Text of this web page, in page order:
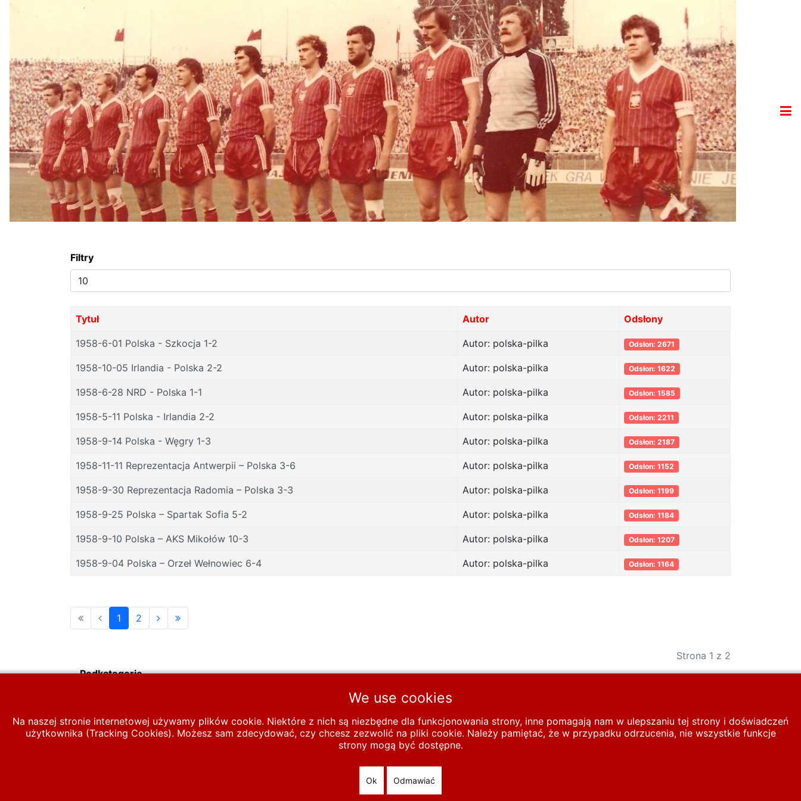
Filtry
Pokaż
#
Tytuł Autor Odsłony
1958-6-01 Polska - Szkocja 1-2 Autor: polska-pilka Odsłon: 2671
1958-10-05 Irlandia - Polska 2-2 Autor: polska-pilka Odsłon: 1622
1958-6-28 NRD - Polska 1-1 Autor: polska-pilka Odsłon: 1585
1958-5-11 Polska - Irlandia 2-2 Autor: polska-pilka Odsłon: 2211
1958-9-14 Polska - Węgry 1-3 Autor: polska-pilka Odsłon: 2187
1958-11-11 Reprezentacja Antwerpii – Polska 3-6 Autor: polska-pilka Odsłon: 1152
1958-9-30 Reprezentacja Radomia – Polska 3-3 Autor: polska-pilka Odsłon: 1199
1958-9-25 Polska – Spartak Sofia 5-2 Autor: polska-pilka Odsłon: 1184
1958-9-10 Polska – AKS Mikołów 10-3 Autor: polska-pilka Odsłon: 1207
1958-9-04 Polska – Orzeł Wełnowiec 6-4 Autor: polska-pilka Odsłon: 1164
1 2
Strona 1 z 2
Podkategorie
Start MECZE Polska A 1951-1960 1958
We use cookies
Na naszej stronie internetowej używamy plików cookie. Niektóre z nich są niezbędne dla funkcjonowania strony, inne pomagają nam w ulepszaniu tej strony i doświadczeń
użytkownika (Tracking Cookies). Możesz sam zdecydować, czy chcesz zezwolić na pliki cookie. Należy pamiętać, że w przypadku odrzucenia, nie wszystkie funkcje
strony mogą być dostępne.
Ok Odmawiać